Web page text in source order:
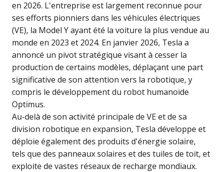
en 2026. L'entreprise est largement reconnue pour
ses efforts pionniers dans les véhicules électriques
(VE), la Model Y ayant été la voiture la plus vendue au
monde en 2023 et 2024. En janvier 2026, Tesla a
annoncé un pivot stratégique visant à cesser la
production de certains modèles, déplaçant une part
significative de son attention vers la robotique, y
compris le développement du robot humanoïde
Optimus.
Au-delà de son activité principale de VE et de sa
division robotique en expansion, Tesla développe et
déploie également des produits d'énergie solaire,
tels que des panneaux solaires et des tuiles de toit, et
exploite de vastes réseaux de recharge mondiaux.